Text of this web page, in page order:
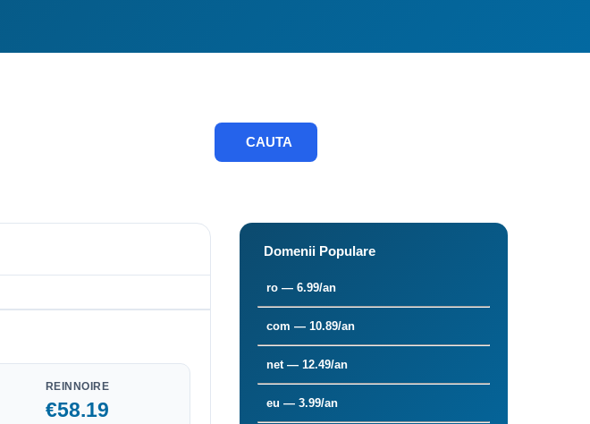
CAUTA
REINNOIRE
€58.19
Domenii Populare
ro — 6.99/an
com — 10.89/an
net — 12.49/an
eu — 3.99/an